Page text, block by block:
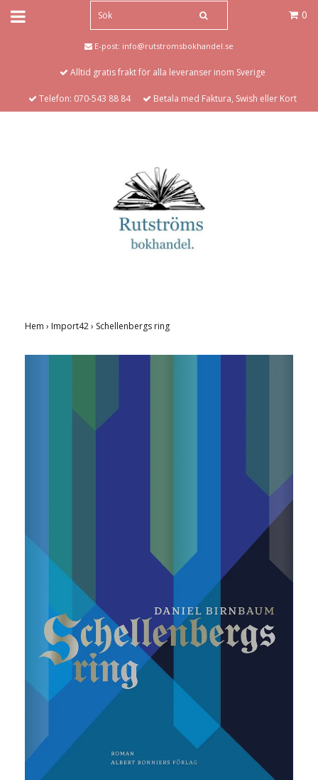
0
E-post: info@rutstromsbokhandel.se
Alltid gratis frakt för alla leveranser inom Sverige
Telefon: 070-543 88 84 Betala med Faktura, Swish eller Kort
Hem › Import42› Schellenbergs ring